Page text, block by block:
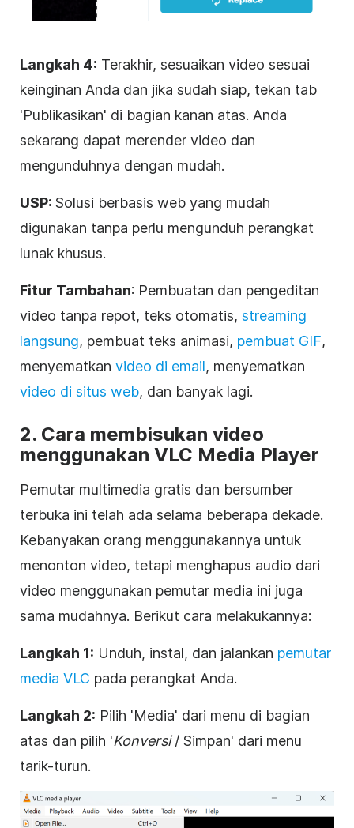
Langkah 4: Terakhir, sesuaikan video sesuai
keinginan Anda dan jika sudah siap, tekan tab
'Publikasikan' di bagian kanan atas. Anda
sekarang dapat merender video dan
mengunduhnya dengan mudah.
USP: Solusi berbasis web yang mudah
digunakan tanpa perlu mengunduh perangkat
lunak khusus.
Fitur Tambahan: Pembuatan dan pengeditan
video tanpa repot, teks otomatis, streaming
langsung, pembuat teks animasi, pembuat GIF,
menyematkan video di email, menyematkan
video di situs web, dan banyak lagi.
2. Cara membisukan video
menggunakan VLC Media Player
Pemutar multimedia gratis dan bersumber
terbuka ini telah ada selama beberapa dekade.
Kebanyakan orang menggunakannya untuk
menonton video, tetapi menghapus audio dari
video menggunakan pemutar media ini juga
sama mudahnya. Berikut cara melakukannya:
Langkah 1: Unduh, instal, dan jalankan pemutar
media VLC pada perangkat Anda.
Langkah 2: Pilih 'Media' dari menu di bagian
atas dan pilih 'Konversi/ Simpan' dari menu
tarik-turun.